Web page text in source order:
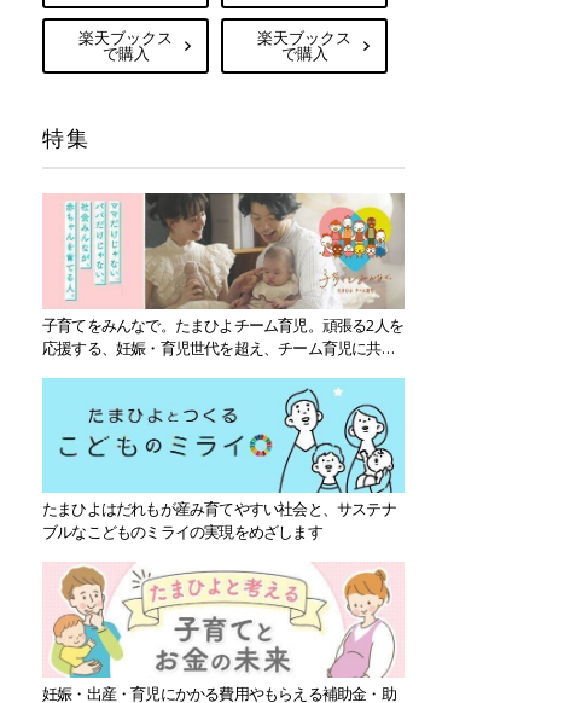
楽天ブックス
で購入
楽天ブックス
で購入
特集
子育てをみんなで。たまひよチーム育児。頑張る2人を
応援する、妊娠・育児世代を超え、チーム育児に共感
たまひよはだれもが産み育てやすい社会と、サステナ
ブルなこどものミライの実現をめざします
妊娠・出産・育児にかかる費用やもらえる補助金・助